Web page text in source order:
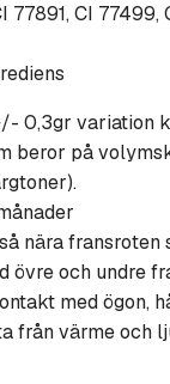
77891, CI 77499,
0,3gr variation
beror på
nära fransroten
övre och undre
med ögon,
från värme och